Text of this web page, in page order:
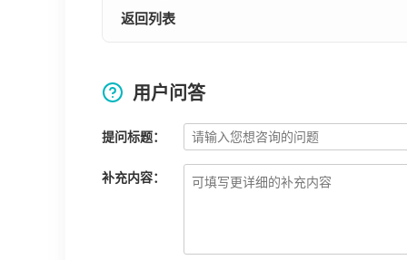
返回列表
用户问答
提问标题：
补充内容：